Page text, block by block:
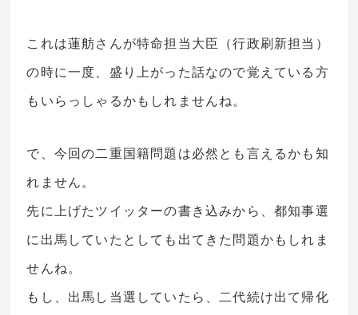
これは蓮舫さんが特命担当大臣（行政刷新担当）
の時に一度、盛り上がった話なので覚えている方
もいらっしゃるかもしれませんね。
で、今回の二重国籍問題は必然とも言えるかも知
れません。
先に上げたツイッターの書き込みから、都知事選
に出馬していたとしても出てきた問題かもしれま
せんね。
もし、出馬し当選していたら、二代続け出て帰化